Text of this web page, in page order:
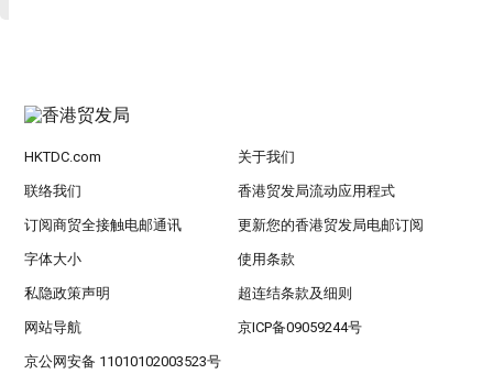
HKTDC.com 关于我们
联络我们 香港贸发局流动应用程式
订阅商贸全接触电邮通讯 更新您的香港贸发局电邮订阅
字体大小 使用条款
私隐政策声明 超连结条款及细则
网站导航 京ICP备09059244号
京公网安备 11010102003523号